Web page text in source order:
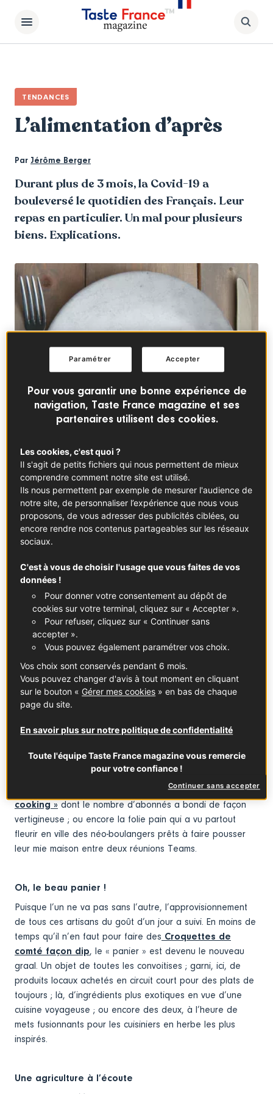
TENDANCES
L’alimentation d’après
Par Jérôme Berger
Durant plus de 3 mois, la Covid-19 a
bouleversé le quotidien des Français. Leur
repas en particulier. Un mal pour plusieurs
biens. Explications.
Tous ensemble !
«À titre personnel, j’ai rarement passé autant de temps
avec mes enfants !,s’enthousiasmait dernièrement
Adeline Grattard.Nous sortirons grandi(e)s de cet
épisode : j’en suis convaincue ! », complétait la cheffe
étoilée, à la tête de trois établissements parisiens
revisitant l’Asie. Une question de point de vue ? Pas
jamais parents et enfants n’ont à ce point partagé leur
quotidien. Et donc leurs repas, trois fois par jour, des
semaines durant… Autant d’occasions inédites de
réinventer ces moments de table, non ? De se lancer
dans de nouvelles expériences culinaires, de remixer les
cuisines d’ici et d’ailleurs…
Le fait maison au sommet
En France comme ailleurs, s’est affirmée la volonté de
par son élaboration. Pour être sûr(e)s de son assiette,
maison s’est imposé, en faisant rimer tradition et
exploration. Pour preuve, l’ampleur prise par certaines
Alex « French guy
cooking » dont le nombre d’abonnés a bondi de façon
vertigineuse ; ou encore la folie pain qui a vu partout
fleurir en ville des néo-boulangers prêts à faire pousser
leur mie maison entre deux réunions Teams.
Oh, le beau panier !
Puisque l’un ne va pas sans l’autre, l’approvisionnement
de tous ces artisans du goût d’un jour a suivi. En moins de
temps qu’il n’en faut pour faire des Croquettes de
comté façon dip, le « panier » est devenu le nouveau
graal. Un objet de toutes les convoitises ; garni, ici, de
produits locaux achetés en circuit court pour des plats de
toujours ; là, d’ingrédients plus exotiques en vue d’une
cuisine voyageuse ; ou encore des deux, à l’heure de
mets fusionnants pour les cuisiniers en herbe les plus
inspirés.
Une agriculture à l’écoute
Pour vous garantir une bonne expérience de
navigation, Taste France magazine et ses
partenaires utilisent des cookies.
Les cookies, c'est quoi ?
Il s'agit de petits fichiers qui nous permettent de mieux
comprendre comment notre site est utilisé.
Ils nous permettent par exemple de mesurer l'audience de
notre site, de personnaliser l’expérience que nous vous
proposons, de vous adresser des publicités ciblées, ou
encore rendre nos contenus partageables sur les réseaux
sociaux.
C'est à vous de choisir l'usage que vous faites de vos
données !
Pour donner votre consentement au dépôt de
cookies sur votre terminal, cliquez sur « Accepter ».
Pour refuser, cliquez sur « Continuer sans
accepter ».
Vous pouvez également paramétrer vos choix.
Vos choix sont conservés pendant 6 mois.
Vous pouvez changer d'avis à tout moment en cliquant
sur le bouton « Gérer mes cookies » en bas de chaque
page du site.
En savoir plus sur notre politique de confidentialité
Toute l'équipe Taste France magazine vous remercie
pour votre confiance !
Continuer sans accepter
Accepter
Paramétrer